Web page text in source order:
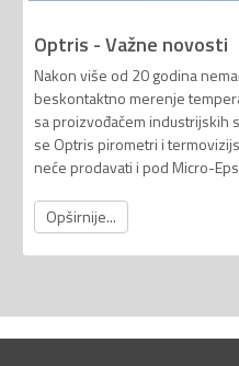
Optris - Važne novosti
Nakon više od 20 godina
beskontaktno merenje
sa proizvođačem industrijskih
se Optris pirometri i
neće prodavati i pod Micro-
Opširnije...